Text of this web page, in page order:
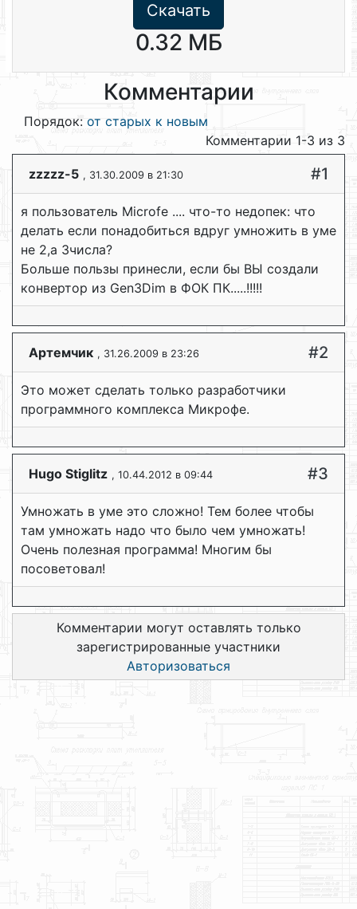
Скачать
0.32 МБ
Комментарии
Порядок: от старых к новым
Комментарии 1-3 из 3
zzzzz-5 , 31.30.2009 в 21:30 #1
я пользователь Microfe .... что-то недопек: что
делать если понадобиться вдруг умножить в уме
не 2,а 3числа?
Больше пользы принесли, если бы ВЫ создали
конвертор из Gen3Dim в ФОК ПК.....!!!!!
Артемчик , 31.26.2009 в 23:26 #2
Это может сделать только разработчики
программного комплекса Микрофе.
Hugo Stiglitz , 10.44.2012 в 09:44 #3
Умножать в уме это сложно! Тем более чтобы
там умножать надо что было чем умножать!
Очень полезная программа! Многим бы
посоветовал!
Комментарии могут оставлять только
зарегистрированные участники
Авторизоваться